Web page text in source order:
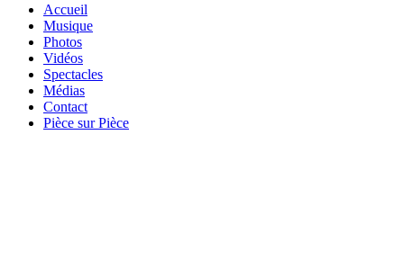
Accueil
Musique
Photos
Vidéos
Spectacles
Médias
Contact
Pièce sur Pièce